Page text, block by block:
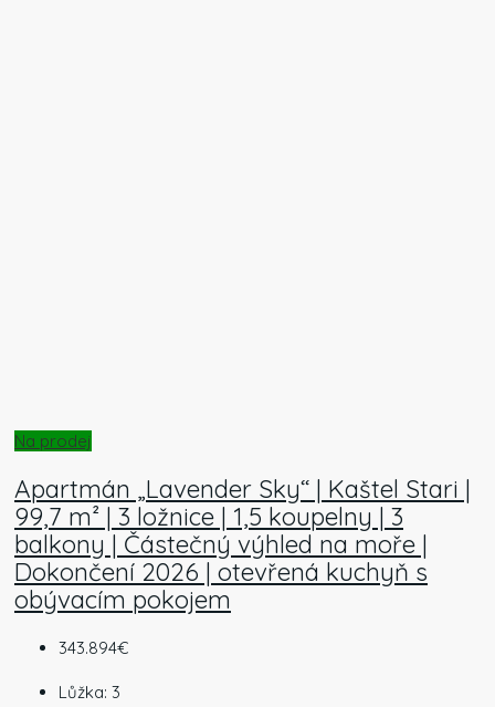
Na prodej
Apartmán „Lavender Sky“ | Kaštel Stari |
99,7 m² | 3 ložnice | 1,5 koupelny | 3
balkony | Částečný výhled na moře |
Dokončení 2026 | otevřená kuchyň s
obývacím pokojem
343.894€
Lůžka: 3